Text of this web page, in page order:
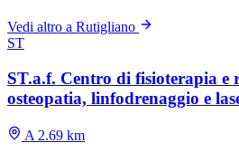
Vedi altro a Rutigliano
ST
ST.a.f. Centro di fisioterapia e
osteopatia, linfodrenaggio e
A 2.69 km